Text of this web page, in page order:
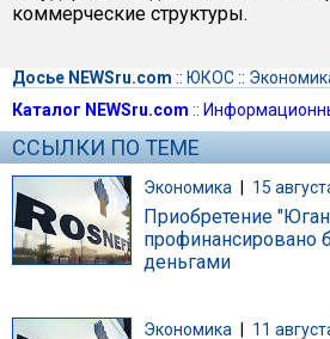
коммерческие структуры.
Досье NEWSru.com :: ЮКОС::
Каталог NEWSru.com ::
ССЫЛКИ ПО ТЕМЕ
Экономика | 15
Приобретение
деньгами
Экономика 11